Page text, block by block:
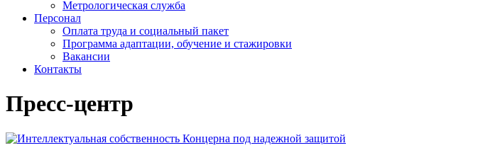
Метрологическая служба
Персонал
Оплата труда и социальный пакет
Программа адаптации, обучение и стажировки
Вакансии
Контакты
Пресс-центр